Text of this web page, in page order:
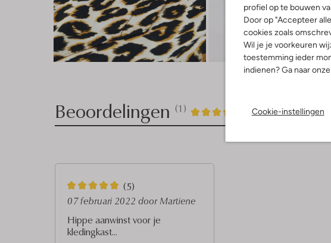
profiel op te bouwen
Door op "Accepteer
cookies zoals
Wil je je voorkeuren
toestemming ieder
indienen? Ga naar onze
Cookie-instellingen
Ontdek de look
Beoordelingen (1) 5/5
1
5
5
S
t
e
(5)
07 februari 2022 door Martiene
Hippe aanwinst voor je
kledingkast...